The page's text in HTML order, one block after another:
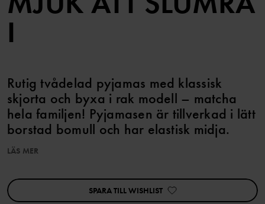
I
Rutig tvådelad pyjamas med klassisk
skjorta och byxa i rak modell – matcha
hela familjen! Pyjamasen är tillverkad i lätt
borstad bomull och har elastisk midja.
LÄS MER
SPARA TILL WISHLIST